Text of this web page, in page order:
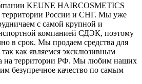
KEUNE HAIRCOSMETICS
территории России и СНГ. Мы уже
с самой крупной и
компанией СДЭК, поэтому
в срок. Мы продаем средства для
как являемся эксклюзивным
на территории РФ. Мы любим наших
безупречное качество по самым